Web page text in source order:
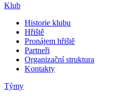
Klub
Historie klubu
Hřiště
Pronájem hřiště
Partneři
Organizační struktura
Kontakty
Týmy